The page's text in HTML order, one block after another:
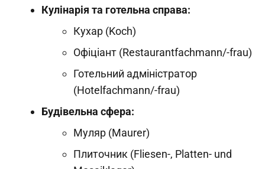
Кулінарія та готельна справа:
Кухар (Koch)
Офіціант (Restaurantfachmann/-frau)
Готельний адміністратор
(Hotelfachmann/-frau)
Будівельна сфера:
Муляр (Maurer)
Плиточник (Fliesen-, Platten- und